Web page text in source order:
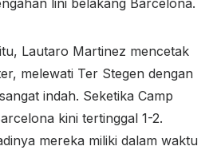
lini belakang Barcelona.
Lautaro Martinez mencetak
melewati Ter Stegen dengan
indah. Seketika Camp
kini tertinggal 1-2.
mereka miliki dalam waktu